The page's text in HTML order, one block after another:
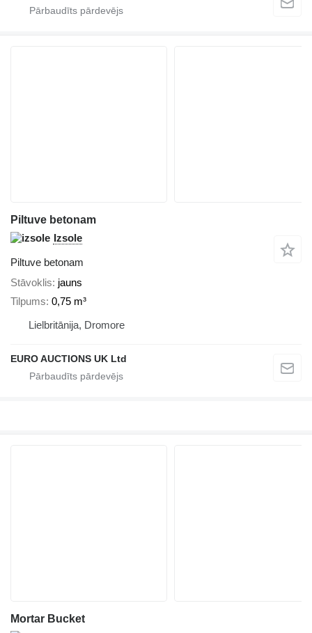
Piltuve betonam
Izsole
Piltuve betonam
Stāvoklis jauns
Tilpums 0,75 m³
Lielbritānija, Dromore
EURO AUCTIONS UK Ltd
Mortar Bucket